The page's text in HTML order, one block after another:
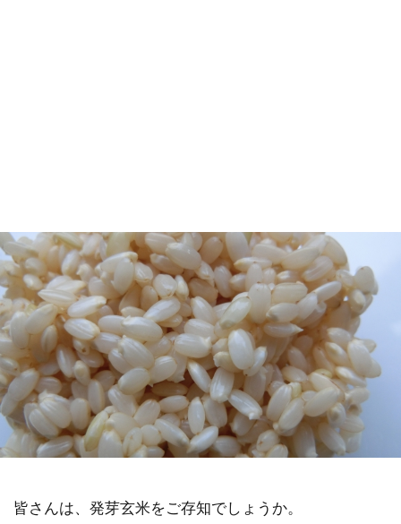
皆さんは、発芽玄米をご存知でしょうか。